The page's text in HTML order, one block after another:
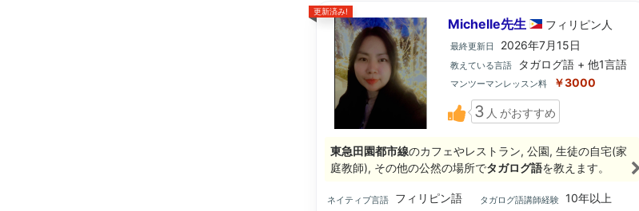
更新済み!
Michelle先生 フィリピン 人
最終更新日 2026年7月15日
教えている言語 タガログ語 + 他1言語
マンツーマンレッスン料 ￥3000
3 人 がおすすめ
東急田園都市線のカフェやレストラン, 公園, 生徒の自宅(家
庭教師), その他の公然の場所でタガログ語を教えます。
ネイティブ言語 フィリピン語 タガログ語講師経験
10年以上